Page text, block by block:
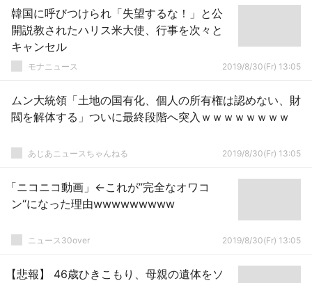
韓国に呼びつけられ「失望するな！」と公
開説教されたハリス米大使、行事を次々と
キャンセル
モナニュース 2019/8/30(Fr) 13:05
ムン大統領「土地の国有化、個人の所有権は認めない、財
閥を解体する」ついに最終段階へ突入ｗｗｗｗｗｗｗｗ
あじあニュースちゃんねる 2019/8/30(Fr) 13:05
「ニコニコ動画」←これが”完全なオワコ
ン“になった理由wwwwwwwww
ニュース30over 2019/8/30(Fr) 13:05
【悲報】 46歳ひきこもり、母親の遺体をソ